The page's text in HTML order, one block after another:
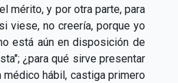
mérito, y por otra parte, para
viese, no creería, porque yo
está aún en disposición de
¿para qué sirve presentar
médico hábil, castiga primero